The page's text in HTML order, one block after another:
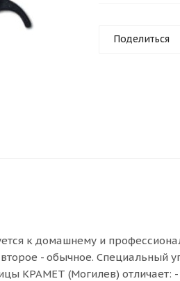
Поделиться
к домашнему и
- обычное. Специальный
КРАМЕТ (Могилев) отличает: